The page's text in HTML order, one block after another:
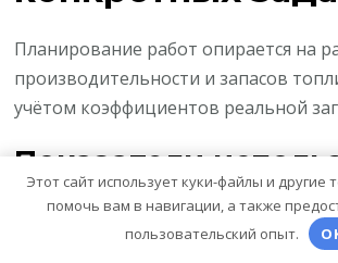
Планирование работ опирается на
производительности и запасов
учётом коэффициентов реальной
Показатели
проходы, время
непрерывной
Этот сайт использует куки-файлы и другие
помочь вам в навигации, а также
пользовательский опыт.